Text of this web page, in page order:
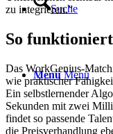
Suche
Menü Menü
zu integrieren.”
So
Das WorkGenius-
wie praktischer
Ein selbstlernender
Sekunden mit zwei
findet so passende
die Preisverhandlung